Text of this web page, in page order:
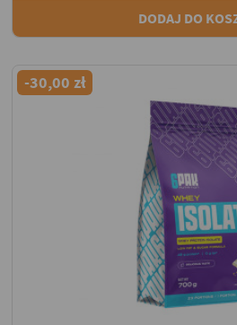
DODAJ DO
-30,00 zł